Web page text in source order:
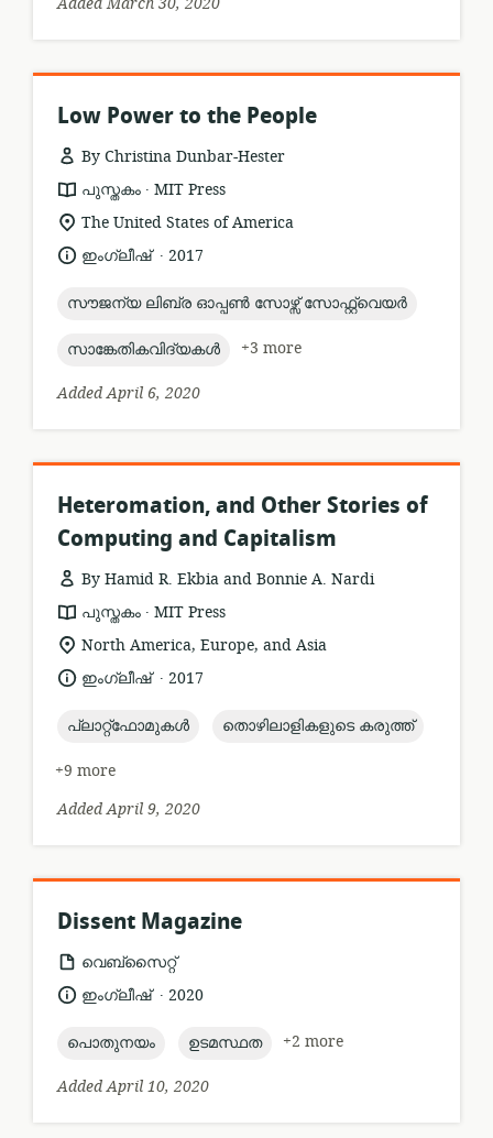
Low Power to the People
By Christina Dunbar-Hester
resource
format:
പുസ്തകം .
publisher:
MIT Press
location
relevance:
The United States of America
language:
ഇംഗ്ലീഷ് .
date2017
topic:
സൗജന്യ ലിബ്ര ഓപ്പൺ സോഴ്സ് സോഫ്റ്റ്വെയർ
topic:
സാങ്കേതികവിദ്യകൾ
+3 more
Added April 6, 2020
Heteromation, and Other Stories of
Computing and Capitalism
By Hamid R. Ekbia and Bonnie A. Nardi
resource
format:
പുസ്തകം .
publisher:
MIT Press
location
relevance:
North America, Europe, and Asia
language:
ഇംഗ്ലീഷ് .
date2017
topic:
പ്ലാറ്റ്ഫോമുകൾ topic:
തൊഴിലാളികളുടെ കരുത്ത്
+9 more
Added April 9, 2020
Dissent Magazine
resource
format:
വെബ്സൈറ്റ്
language:
ഇംഗ്ലീഷ് .
date2020
topic:
പൊതുനയം topic:
ഉടമസ്ഥത
+2 more
Added April 10, 2020